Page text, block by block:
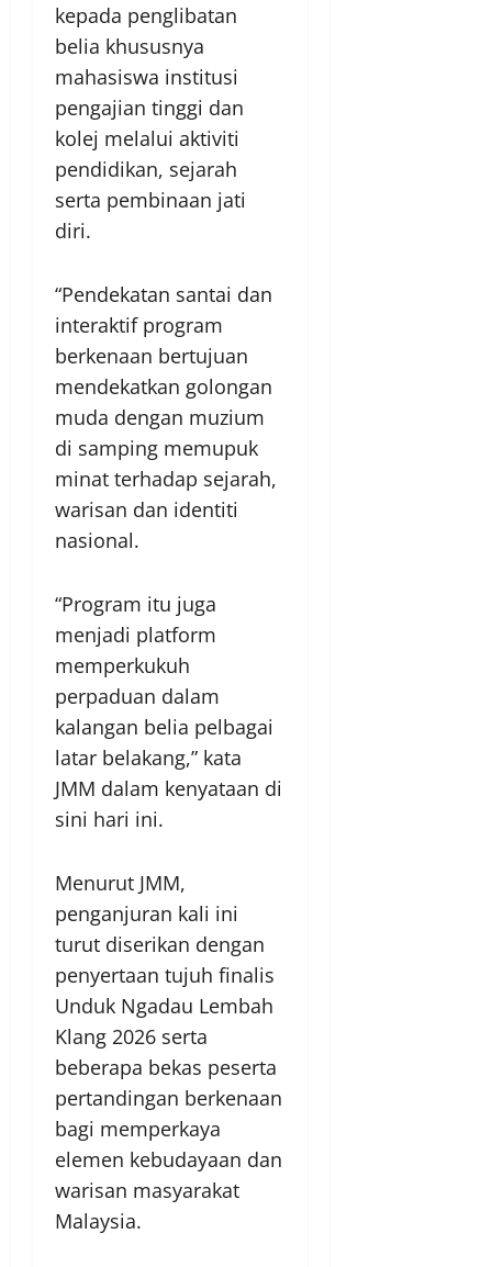
kepada penglibatan
belia khususnya
mahasiswa institusi
pengajian tinggi dan
kolej melalui aktiviti
pendidikan, sejarah
serta pembinaan jati
diri.
“Pendekatan santai dan
interaktif program
berkenaan bertujuan
mendekatkan golongan
muda dengan muzium
di samping memupuk
minat terhadap sejarah,
warisan dan identiti
nasional.
“Program itu juga
menjadi platform
memperkukuh
perpaduan dalam
kalangan belia pelbagai
latar belakang,” kata
JMM dalam kenyataan di
sini hari ini.
Menurut JMM,
penganjuran kali ini
turut diserikan dengan
penyertaan tujuh finalis
Unduk Ngadau Lembah
Klang 2026 serta
beberapa bekas peserta
pertandingan berkenaan
bagi memperkaya
elemen kebudayaan dan
warisan masyarakat
Malaysia.